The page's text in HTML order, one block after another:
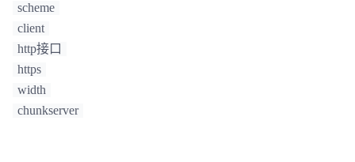
scheme
client
http接口
https
width
chunkserver